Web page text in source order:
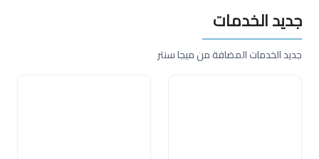
جديد الخدمات
جديد الخدمات المضافة من ميجا سنتر